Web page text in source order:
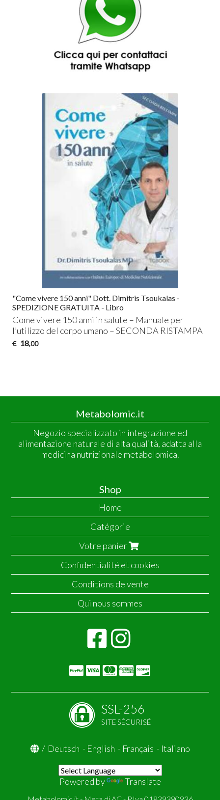
"Come vivere 150 anni" Dott. Dimitris Tsoukalas -
SPEDIZIONE GRATUITA - Libro
Come vivere 150 anni in salute – Manuale per
l’utilizzo del corpo umano –SECONDA RISTAMPA
€ 18,00
Metabolomic.it
Negozio specializzato in integrazione ed
alimentazione naturale di alta qualità, adatta alla
medicina nutrizionale metabolomica.
Shop
Home
Catégorie
Votre panier
Confidentialité et cookies
Conditions de vente
Qui nous sommes
SSL-256
SITE SÉCURISÉ
/ Deutsch - English - Français - Italiano
Powered by Translate